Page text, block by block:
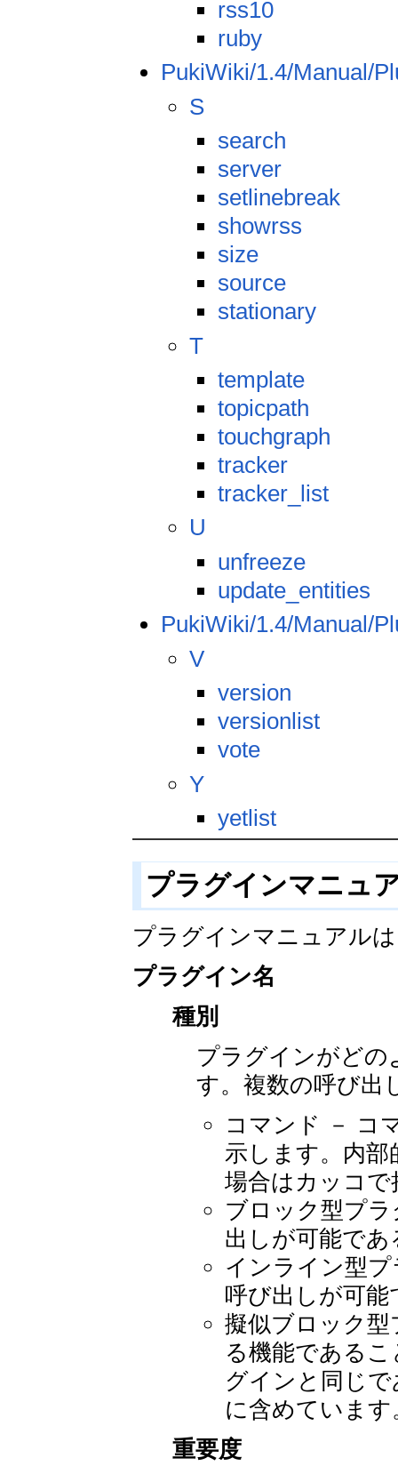
rss10
ruby
PukiWiki/1.4/Manual/
S
search
server
setlinebreak
showrss
size
source
stationary
T
template
topicpath
touchgraph
tracker
tracker_list
U
unfreeze
update_entities
PukiWiki/1.4/Manual/
V
version
versionlist
vote
Y
yetlist
プラグインマニュ
プラグインマニュアル
プラグイン名
種別
プラグインがどの
す。複数の呼び出
コマンド － コ
示します。内
場合はカッコ
ブロック型プ
出しが可能で
インライン型
呼び出しが可
擬似ブロック
る機能である
グインと同じ
に含めています
重要度